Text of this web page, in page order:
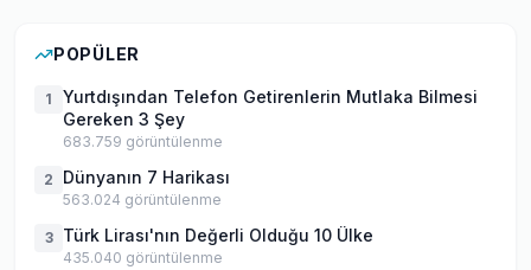
POPÜLER
1
Yurtdışından Telefon Getirenlerin Mutlaka Bilmesi
Gereken 3 Şey
683.759 görüntülenme
2 Dünyanın 7 Harikası
563.024 görüntülenme
3 Türk Lirası'nın Değerli Olduğu 10 Ülke
435.040 görüntülenme